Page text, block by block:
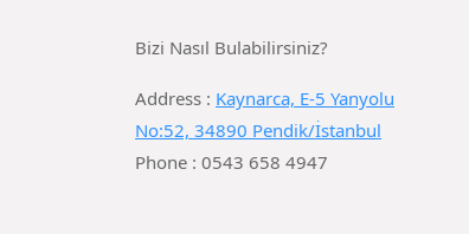
Bizi Nasıl Bulabilirsiniz?
Address : Kaynarca, E-5 Yanyolu
No:52, 34890 Pendik/İstanbul
Phone : 0543 658 4947